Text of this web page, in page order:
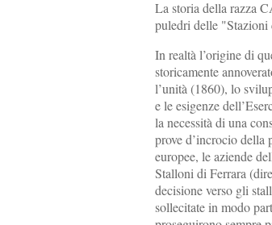
La storia della razza
puledri delle "Stazioni
In realtà l’origine di
storicamente
l’unità (1860), lo
e le esigenze
la necessità di una
prove d’incrocio della
europee, le aziende
Stalloni di Ferrara
decisione verso gli
sollecitate in modo